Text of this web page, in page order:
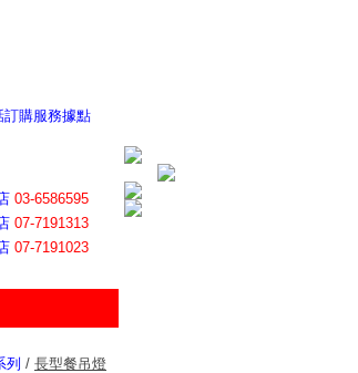
購服務據點
03-6586595
07-7191313
07-7191023
列 / 長型餐吊燈